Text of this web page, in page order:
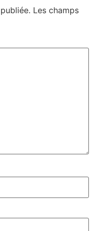
Les champs